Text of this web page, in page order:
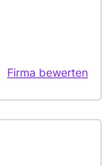
Firma bewerten